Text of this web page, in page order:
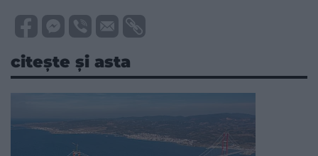
citește și asta